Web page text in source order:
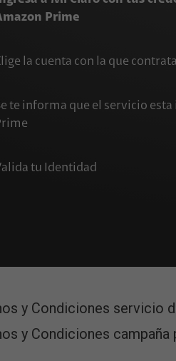
¿Qué pasa si me lleva a una
En raras ocasiones se puede
Prime
la cuenta con la que
te informa que el servicio
tu Identidad
Disfruta de Amazon Prime Video
y Condiciones servicio
y Condiciones